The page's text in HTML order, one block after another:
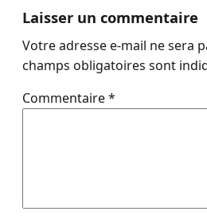
Laisser un commentaire
Votre adresse e-mail ne sera
champs obligatoires sont
Commentaire*